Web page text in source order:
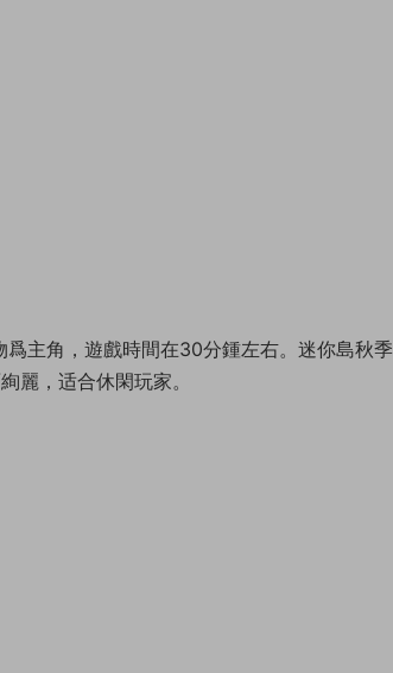
主角，遊戲時間在30分鍾左右。迷你島秋
麗，适合休閑玩家。